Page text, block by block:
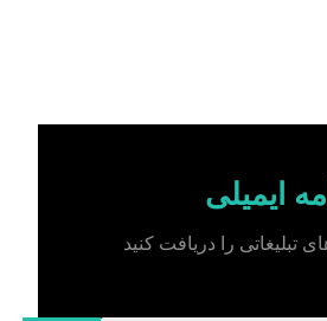
ایمیلی
تبلیغاتی را دریافت کنید